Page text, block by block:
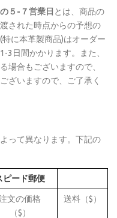
の５-７営業日 とは、商品の
された時点からの予想の
に本革製商品)はオーダー
3日間かかります。また、
場合もございますので、
ざいますので、ご了承く
って異なります。下記の
ピード郵便
文の価格
（$）
送料（$）